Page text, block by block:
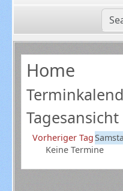
Home
Tagesansicht
Vorheriger Tag
Keine Termine